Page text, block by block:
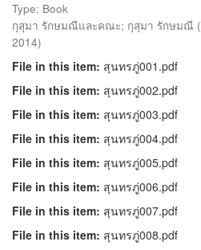
Type: Book
กุสุมา รักษมณีและคณะ; กุสุมา รักษมณี (
2014)
File in this item: สุนทรภู่001.pdf
File in this item: สุนทรภู่002.pdf
File in this item: สุนทรภู่003.pdf
File in this item: สุนทรภู่004.pdf
File in this item: สุนทรภู่005.pdf
File in this item: สุนทรภู่006.pdf
File in this item: สุนทรภู่007.pdf
File in this item: สุนทรภู่008.pdf